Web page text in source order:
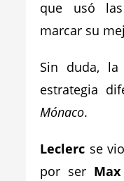
que usó las
marcar su
Sin duda, la
estrategia
Mónaco.
Leclerc se
por ser